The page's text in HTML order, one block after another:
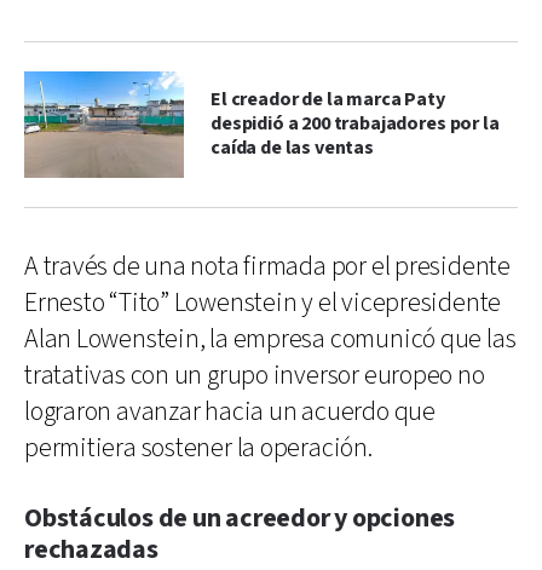
El creador de la marca Paty
despidió a 200 trabajadores por la
caída de las ventas
A través de una nota firmada por el presidente
Ernesto “Tito” Lowenstein y el vicepresidente
Alan Lowenstein, la empresa comunicó que las
tratativas con un grupo inversor europeo no
lograron avanzar hacia un acuerdo que
permitiera sostener la operación.
Obstáculos de un acreedor y opciones
rechazadas